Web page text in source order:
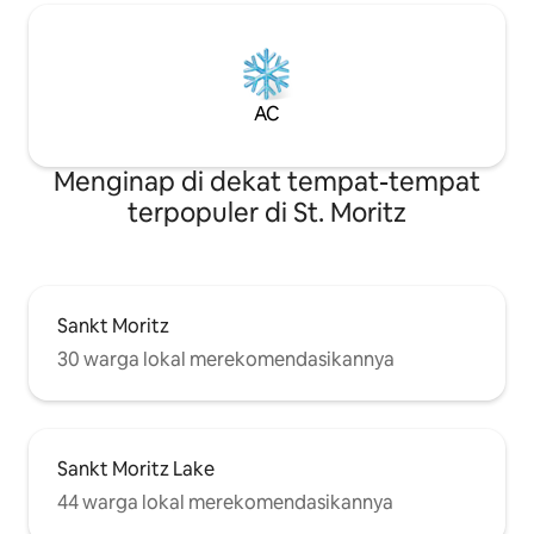
AC
Menginap di dekat tempat-tempat
terpopuler di St. Moritz
Sankt Moritz
30 warga lokal merekomendasikannya
Sankt Moritz Lake
44 warga lokal merekomendasikannya